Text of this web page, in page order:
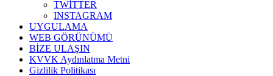
TWİTTER
INSTAGRAM
UYGULAMA
WEB GÖRÜNÜMÜ
BİZE ULAŞIN
KVVK Aydınlatma Metni
Gizlilik Politikası